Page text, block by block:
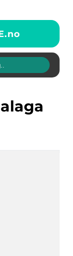
no